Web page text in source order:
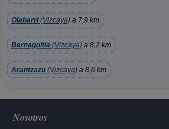
Olabarri(Vizcaya) a 7,9 km
Bernagoitia (Vizcaya) a 8,2 km
Arantzazu (Vizcaya) a 8,6 km
Nosotros